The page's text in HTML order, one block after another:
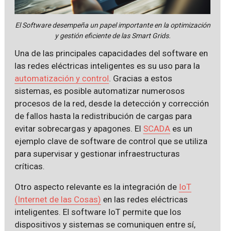
El Software desempeña un papel importante en la optimización
y gestión eficiente de las Smart Grids.
Una de las principales capacidades del software en
las redes eléctricas inteligentes es su uso para la
automatización y control. Gracias a estos
sistemas, es posible automatizar numerosos
procesos de la red, desde la detección y corrección
de fallos hasta la redistribución de cargas para
evitar sobrecargas y apagones. El SCADAes un
ejemplo clave de software de control que se utiliza
para supervisar y gestionar infraestructuras
críticas.
Otro aspecto relevante es la integración de IoT
(Internet de las Cosas) en las redes eléctricas
inteligentes. El software IoT permite que los
dispositivos y sistemas se comuniquen entre sí,